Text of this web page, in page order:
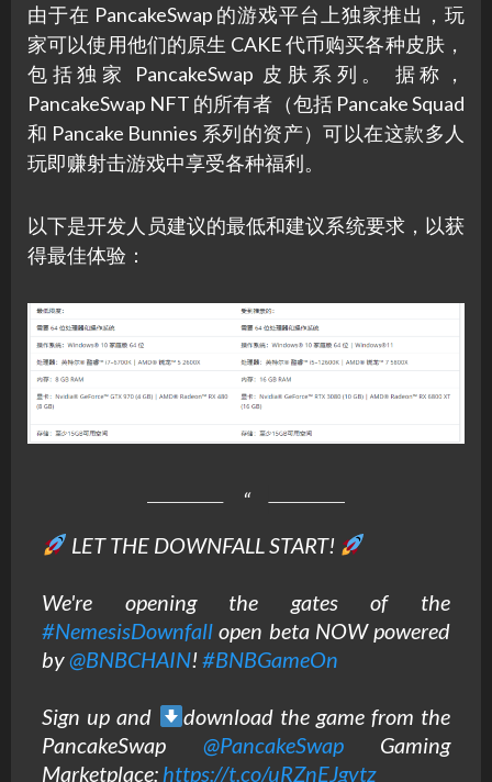
由于在 PancakeSwap 的游戏平台上独家推出，玩
家可以使用他们的原生 CAKE 代币购买各种皮肤，
包括独家 PancakeSwap 皮肤系列。 据称，
PancakeSwap NFT 的所有者（包括 Pancake Squad
和 Pancake Bunnies 系列的资产）可以在这款多人
玩即赚射击游戏中享受各种福利。
以下是开发人员建议的最低和建议系统要求，以获
得最佳体验：
LET THE DOWNFALL START!
We're opening the gates of the
#NemesisDownfall open beta NOW powered
by@BNBCHAIN!#BNBGameOn
Sign up and
download the game from the
PancakeSwap @PancakeSwapGaming
Marketplace: https://t.co/uRZnEJgvtz